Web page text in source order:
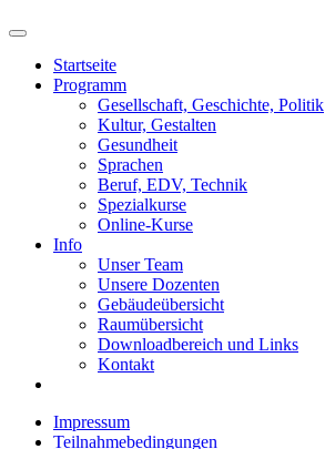
Startseite
Programm
Gesellschaft, Geschichte, Politik
Kultur, Gestalten
Gesundheit
Sprachen
Beruf, EDV, Technik
Spezialkurse
Online-Kurse
Info
Unser Team
Unsere Dozenten
Gebäudeübersicht
Raumübersicht
Downloadbereich und Links
Kontakt
Impressum
Teilnahmebedingungen